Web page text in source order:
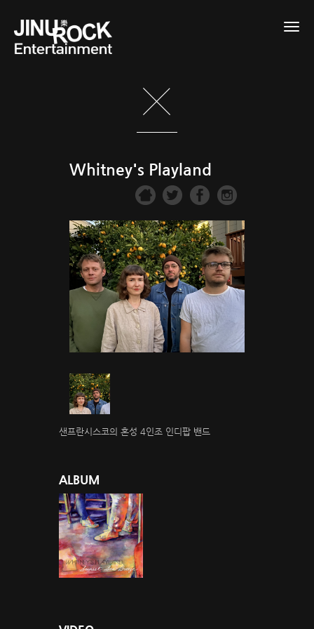
Whitney's Playland
샌프란시스코의 혼성 4인조 인디팝 밴드
ALBUM